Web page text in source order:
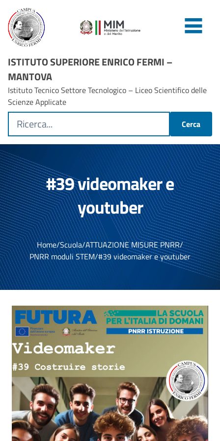
ISTITUTO SUPERIORE ENRICO FERMI –
MANTOVA
Istituto Tecnico Settore Tecnologico – Liceo Scientifico delle
Scienze Applicate
Cerca
#39 videomaker e
youtuber
Home/Scuola/ATTUAZIONE MISURE PNRR/
PNRR moduli STEM/#39 videomaker e youtuber